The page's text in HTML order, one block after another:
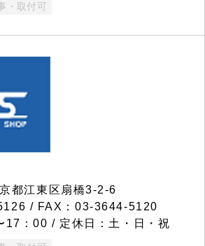
・取付可
都江東区扇橋3-2-6
/ FAX：03-3644-5120
17：00 / 定休日：土・日・祝